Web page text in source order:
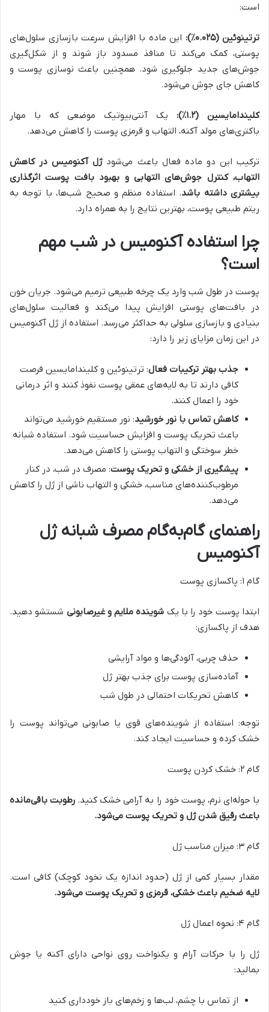
است:
ترتینوئین (۰.۰۲۵٪ ): این ماده با افزایش سرعت بازسازی سلول‌های
پوستی، کمک می‌کند تا منافذ مسدود باز شوند و از شکل‌گیری
جوش‌های جدید جلوگیری شود. همچنین باعث نوسازی پوست و
کاهش جای جوش می‌شود.
کلیندامایسین (۱.۲٪ ): یک آنتی‌بیوتیک موضعی که با مهار
باکتری‌های مولد آکنه، التهاب و قرمزی پوست را کاهش می‌دهد.
ترکیب این دو ماده فعال باعث می‌شودژل آکنومیس در کاهش
التهاب، کنترل جوش‌های التهابی و بهبود بافت پوست اثرگذاری
بیشتری داشته باشد. استفاده منظم و صحیح شب‌ها، با توجه به
ریتم طبیعی پوست، بهترین نتایج را به همراه دارد.
چرا استفاده آکنومیس در شب مهم
است؟
پوست در طول شب وارد یک چرخه طبیعی ترمیم می‌شود. جریان خون
در بافت‌های پوستی افزایش پیدا می‌کند و فعالیت سلول‌های
بنیادی و بازسازی سلولی به حداکثر می‌رسد. استفاده از ژل آکنومیس
در این زمان مزایای زیر را دارد:
جذب بهتر ترکیبات فعال: ترتینوئین و کلیندامایسین فرصت
کافی دارند تا به لایه‌های عمقی پوست نفوذ کنند و اثر درمانی
خود را اعمال کنند.
کاهش تماس با نور خورشید: نور مستقیم خورشید می‌تواند
باعث تحریک پوست و افزایش حساسیت شود. استفاده شبانه
خطر سوختگی و التهاب پوستی را کاهش می‌دهد.
پیشگیری از خشکی و تحریک پوست: مصرف در شب، در کنار
مرطوب‌کننده‌های مناسب، خشکی و التهاب ناشی از ژل را کاهش
می‌دهد.
راهنمای گام‌به‌گام مصرف شبانه ژل
آکنومیس
گام ۱: پاکسازی پوست
ابتدا پوست خود را با یک شوینده ملایم و غیرصابونی شستشو دهید.
هدف از پاکسازی:
حذف چربی، آلودگی‌ها و مواد آرایشی
آماده‌سازی پوست برای جذب بهتر ژل
کاهش تحریکات احتمالی در طول شب
توجه: استفاده از شوینده‌های قوی یا صابونی می‌تواند پوست را
خشک کرده و حساسیت ایجاد کند.
گام ۲: خشک کردن پوست
با حوله‌ای نرم، پوست خود را به آرامی خشک کنید. رطوبت باقی‌مانده
باعث رقیق شدن ژل و تحریک پوست می‌شود.
گام ۳: میزان مناسب ژل
مقدار بسیار کمی از ژل (حدود اندازه یک نخود کوچک) کافی است.
لایه ضخیم باعث خشکی، قرمزی و تحریک پوست می‌شود.
گام ۴: نحوه اعمال ژل
ژل را با حرکات آرام و یکنواخت روی نواحی دارای آکنه یا جوش
بمالید:
از تماس با چشم، لب‌ها و زخم‌های باز خودداری کنید